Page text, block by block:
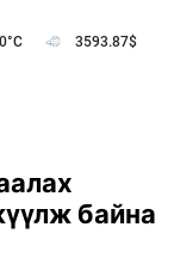
3593.87$
байна